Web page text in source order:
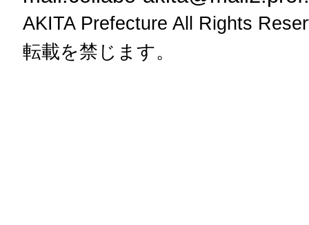
AKITA Prefecture All Rights
転載を禁じます。